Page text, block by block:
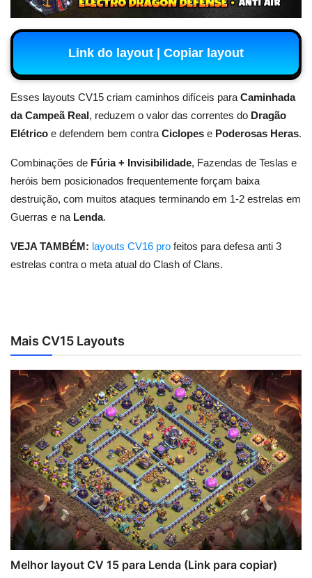
Link do layout | Copiar layout
Esses layouts CV15 criam caminhos difíceis para Caminhada
da Campeã Real, reduzem o valor das correntes do Dragão
Elétrico e defendem bem contra Ciclopes e Poderosas Heras.
Combinações de Fúria + Invisibilidade, Fazendas de Teslas e
heróis bem posicionados frequentemente forçam baixa
destruição, com muitos ataques terminando em 1-2 estrelas em
Guerras e na Lenda.
VEJA TAMBÉM: layouts CV16 pro feitos para defesa anti 3
estrelas contra o meta atual do Clash of Clans.
Mais CV15 Layouts
Melhor layout CV 15 para Lenda (Link para copiar)